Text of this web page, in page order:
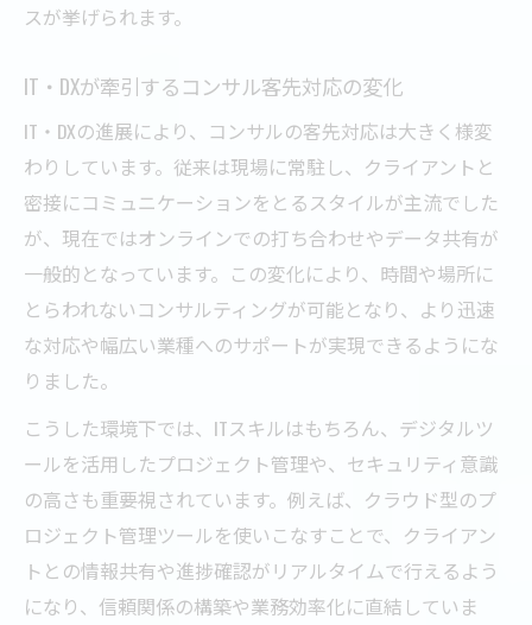
スが挙げられます。
IT・DXが牽引するコンサル客先対応の変化
IT・DXの進展により、コンサルの客先対応は大きく様変
わりしています。従来は現場に常駐し、クライアントと
密接にコミュニケーションをとるスタイルが主流でした
が、現在ではオンラインでの打ち合わせやデータ共有が
一般的となっています。この変化により、時間や場所に
とらわれないコンサルティングが可能となり、より迅速
な対応や幅広い業種へのサポートが実現できるようにな
りました。
こうした環境下では、ITスキルはもちろん、デジタルツ
ールを活用したプロジェクト管理や、セキュリティ意識
の高さも重要視されています。例えば、クラウド型のプ
ロジェクト管理ツールを使いこなすことで、クライアン
トとの情報共有や進捗確認がリアルタイムで行えるよう
になり、信頼関係の構築や業務効率化に直結していま